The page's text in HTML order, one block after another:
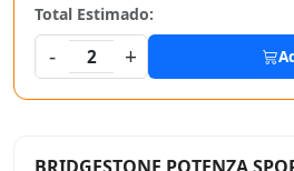
Total Estimado:
-
2 +